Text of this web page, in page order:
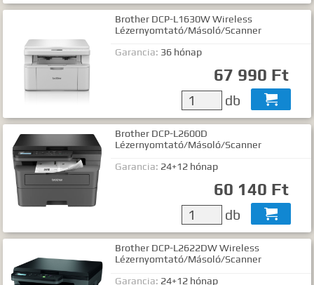
Brother DCP-L1630W Wireless
Lézernyomtató/Másoló/Scanner
Garancia: 36 hónap
67 990 Ft
db 
Brother DCP-L2600D
Lézernyomtató/Másoló/Scanner
Garancia: 24+12 hónap
60 140 Ft
db 
Brother DCP-L2622DW Wireless
Lézernyomtató/Másoló/Scanner
Garancia: 24+12 hónap